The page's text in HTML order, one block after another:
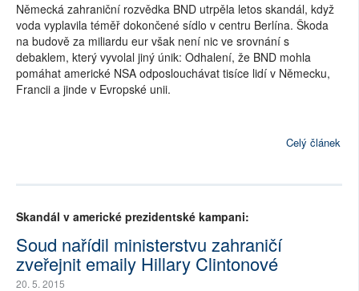
Německá zahraniční rozvědka BND utrpěla letos skandál, když
voda vyplavila téměř dokončené sídlo v centru Berlína. Škoda
na budově za miliardu eur však není nic ve srovnání s
debaklem, který vyvolal jiný únik: Odhalení, že BND mohla
pomáhat americké NSA odposlouchávat tisíce lidí v Německu,
Francii a jinde v Evropské unii.
Celý článek
Skandál v americké prezidentské kampani:
Soud nařídil ministerstvu zahraničí
zveřejnit emaily Hillary Clintonové
20. 5. 2015